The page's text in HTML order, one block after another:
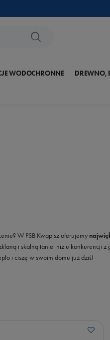
WODOCHRONNE DREWNO,
W PSB Kwapisz oferujemy
i skalną taniej niż u konkurencji
i ciszę w swoim domu już dziś!